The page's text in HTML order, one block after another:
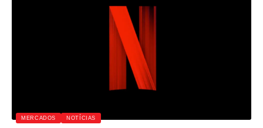
MERCADOS NOTÍCIAS